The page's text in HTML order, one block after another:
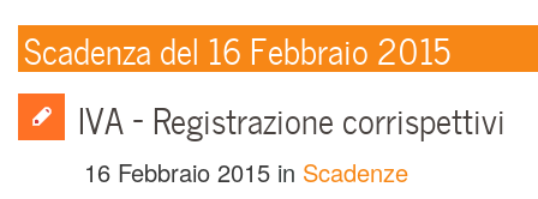
Scadenza del 16 Febbraio 2015
IVA – Registrazione corrispettivi
16 Febbraio 2015 in Scadenze